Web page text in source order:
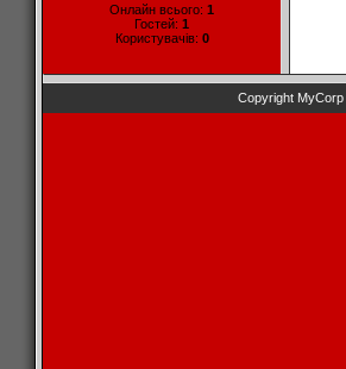
Онлайн всього: 1
Гостей: 1
Користувачів: 0
Copyright